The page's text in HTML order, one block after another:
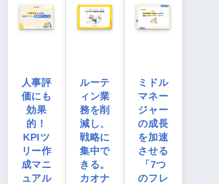
人事評
価にも
効果
的！
KPIツ
リー作
成マニ
ュアル
ルーテ
ィン業
務を削
減し、
戦略に
集中で
きる。
カオナ
ミドル
マネー
ジャー
の成長
を加速
させる
「7つ
のフレ